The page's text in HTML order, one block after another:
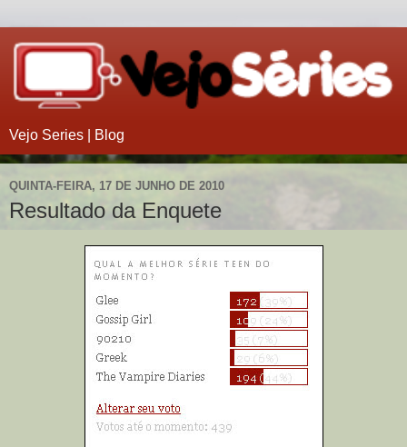
Vejo Series | Blog
QUINTA-FEIRA, 17 DE JUNHO DE 2010
Resultado da Enquete